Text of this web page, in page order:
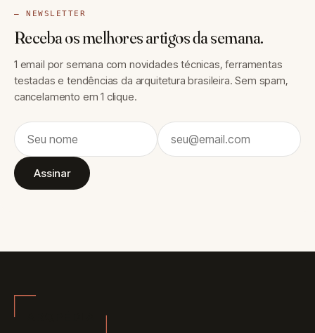
— NEWSLETTER
Receba os melhores artigos da semana.
1 email por semana com novidades técnicas, ferramentas
testadas e tendências da arquitetura brasileira. Sem spam,
cancelamento em 1 clique.
Assinar